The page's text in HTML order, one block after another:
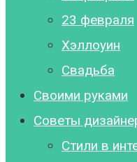
23 февраля
Хэллоуин
Свадьба
Своими руками
Советы
Стили в